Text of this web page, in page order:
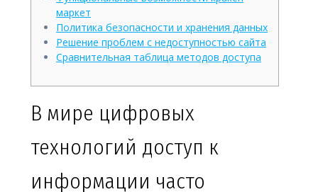
маркет
Политика безопасности и хранения данных
Решение проблем с недоступностью сайта
Сравнительная таблица методов доступа
В мире цифровых
технологий доступ к
информации часто